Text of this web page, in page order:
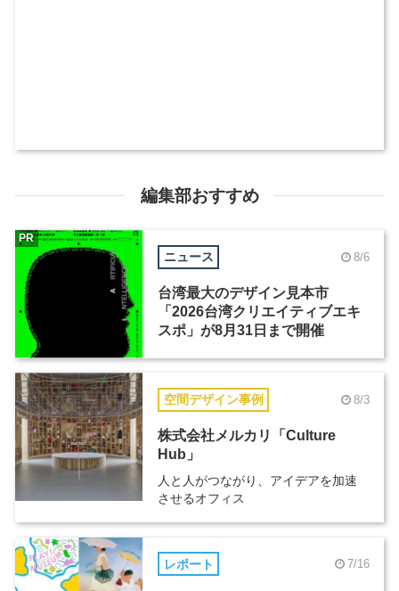
編集部おすすめ
ニュース 8/6
台湾最大のデザイン見本市
「2026台湾クリエイティブエキ
スポ」が8月31日まで開催
PR
空間デザイン事例 8/3
株式会社メルカリ「Culture
Hub」
人と人がつながり、アイデアを加速
させるオフィス
レポート 7/16